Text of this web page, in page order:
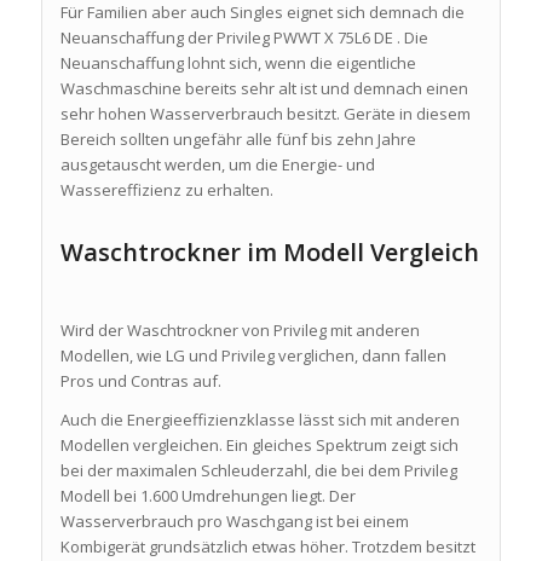
Für Familien aber auch Singles eignet sich demnach die
Neuanschaffung der Privileg PWWT X 75L6 DE . Die
Neuanschaffung lohnt sich, wenn die eigentliche
Waschmaschine bereits sehr alt ist und demnach einen
sehr hohen Wasserverbrauch besitzt. Geräte in diesem
Bereich sollten ungefähr alle fünf bis zehn Jahre
ausgetauscht werden, um die Energie- und
Wassereffizienz zu erhalten.
Waschtrockner im Modell Vergleich
Wird der Waschtrockner von Privileg mit anderen
Modellen, wie LG und Privileg verglichen, dann fallen
Pros und Contras auf.
Auch die Energieeffizienzklasse lässt sich mit anderen
Modellen vergleichen. Ein gleiches Spektrum zeigt sich
bei der maximalen Schleuderzahl, die bei dem Privileg
Modell bei 1.600 Umdrehungen liegt. Der
Wasserverbrauch pro Waschgang ist bei einem
Kombigerät grundsätzlich etwas höher. Trotzdem besitzt